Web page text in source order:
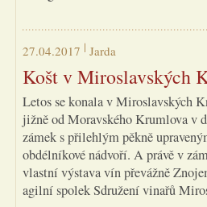
27.04.2017 Jarda
Košt v Miroslavských
Letos se konala v Miroslavských
jižně od Moravského Krumlova v
zámek s přilehlým pěkně
obdélníkové nádvoří. A právě v
vlastní výstava vín převážně
agilní spolek Sdružení vinařů